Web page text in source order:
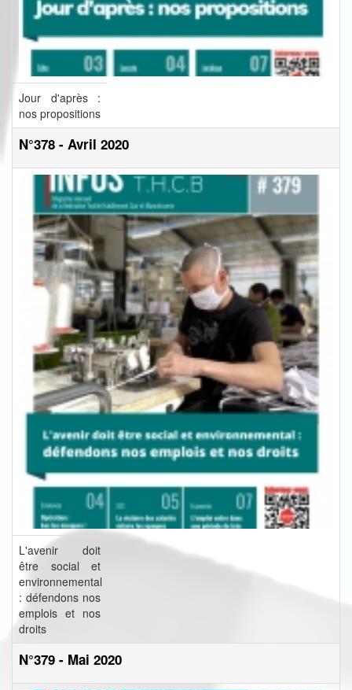
Jour d'après :
nos propositions
N°378 - Avril 2020
L'avenir doit
être social et
environnemental
: défendons nos
emplois et nos
droits
N°379 - Mai 2020